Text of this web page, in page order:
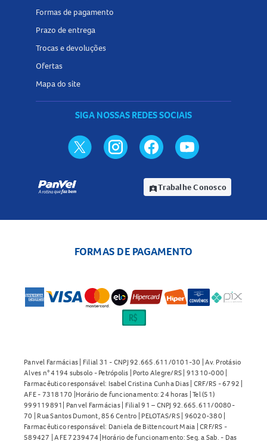
Formas de pagamento
Prazo de entrega
Trocas e devoluções
Ofertas
Mapa do site
SIGA NOSSAS REDES SOCIAIS
assignment_indTrabalhe Conosco
FORMAS DE PAGAMENTO
Panvel Farmácias | Filial 31 - CNPJ 92.665.611/0101-30 | Av. Protásio
Alves n° 4194 subsolo - Petrópolis | Porto Alegre/RS | 91310-000 |
Farmacêutico responsável: Isabel Cristina Cunha Dias | CRF/RS - 6792 |
AFE - 7318170 |Horário de funcionamento: 24 horas | Tel (51)
999119891| Panvel Farmácias | Filial 91 – CNPJ 92.665.611/0080-
70 | Rua Santos Dumont, 856 Centro | PELOTAS/RS | 96020-380 |
Farmacêutico responsável: Daniela de Bittencourt Maia | CRF/RS -
589427 | AFE 7239474 |Horário de funcionamento: Seg. a Sab. - Das